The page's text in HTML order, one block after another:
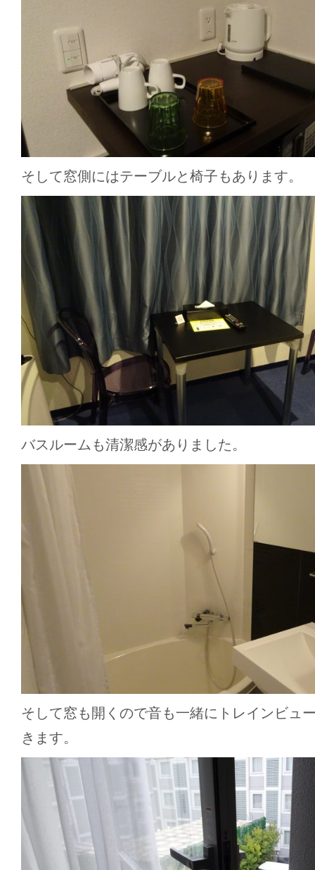
そして窓側にはテーブルと椅子もあります。
バスルームも清潔感がありました。
そして窓も開くので音も一緒にトレインビュ
きます。